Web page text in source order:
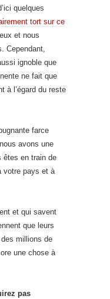
quelques
tort sur ce
et nous
Cependant,
ignoble que
ne fait que
à l’égard du reste
farce
avons une
êtes en train de
votre pays et à
et qui savent
que leurs
millions de
une chose à
pas